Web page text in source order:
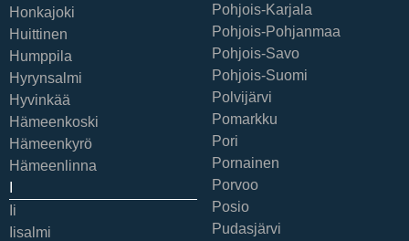
Honkajoki
Huittinen
Humppila
Hyrynsalmi
Hyvinkää
Hämeenkoski
Hämeenkyrö
Hämeenlinna
Ii
Iisalmi
Pohjois-Karjala
Pohjois-Pohjanmaa
Pohjois-Savo
Pohjois-Suomi
Polvijärvi
Pomarkku
Pori
Pornainen
Porvoo
Posio
Pudasjärvi